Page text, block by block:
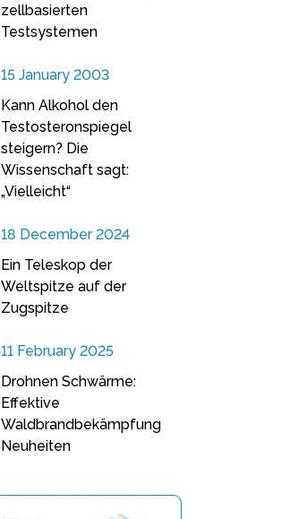
zellbasierten
Testsystemen
15 January 2003
Kann Alkohol den
Testosteronspiegel
steigern? Die
Wissenschaft sagt:
„Vielleicht“
18 December 2024
Ein Teleskop der
Weltspitze auf der
Zugspitze
11 February 2025
Drohnen Schwärme:
Effektive
Waldbrandbekämpfung
Neuheiten